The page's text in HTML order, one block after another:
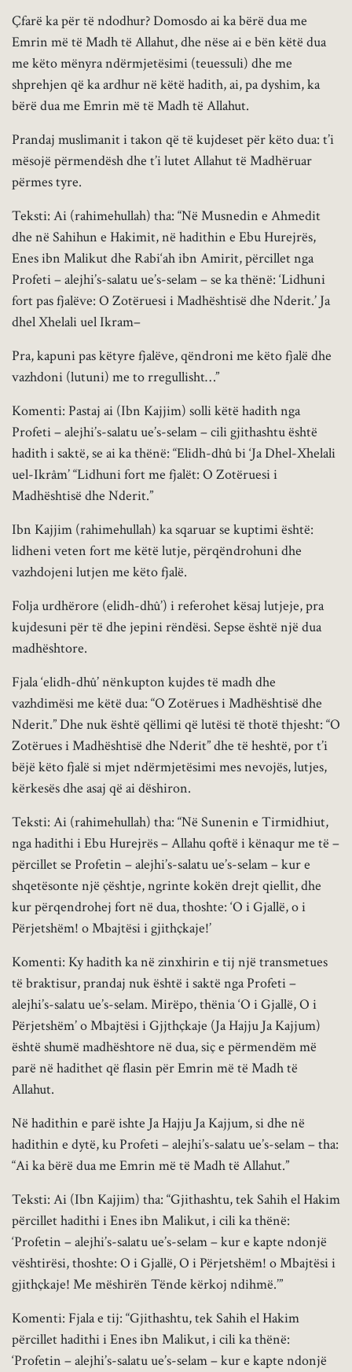
Çfarë ka për të ndodhur? Domosdo ai ka bërë dua me
Emrin më të Madh të Allahut, dhe nëse ai e bën këtë dua
me këto mënyra ndërmjetësimi (teuessuli) dhe me
shprehjen që ka ardhur në këtë hadith, ai, pa dyshim, ka
bërë dua me Emrin më të Madh të Allahut.
Prandaj muslimanit i takon që të kujdeset për këto dua: t’i
mësojë përmendësh dhe t’i lutet Allahut të Madhëruar
përmes tyre.
Teksti: Ai (rahimehullah) tha: “Në Musnedin e Ahmedit
dhe në Sahihun e Hakimit, në hadithin e Ebu Hurejrës,
Enes ibn Malikut dhe Rabi‘ah ibn Amirit, përcillet nga
Profeti – alejhi’s-salatu ue’s-selam – se ka thënë: ‘Lidhuni
fort pas fjalëve: O Zotëruesi i Madhështisë dhe Nderit.’ Ja
dhel Xhelali uel Ikram–
Pra, kapuni pas këtyre fjalëve, qëndroni me këto fjalë dhe
vazhdoni (lutuni) me to rregullisht…”
Komenti: Pastaj ai (Ibn Kajjim) solli këtë hadith nga
Profeti – alejhi’s-salatu ue’s-selam – cili gjithashtu është
hadith i saktë, se ai ka thënë: “Elidh-dhû bi ‘Ja Dhel-Xhelali
uel-Ikrâm’ “Lidhuni fort me fjalët: O Zotëruesi i
Madhështisë dhe Nderit.”
Ibn Kajjim (rahimehullah) ka sqaruar se kuptimi është:
lidheni veten fort me këtë lutje, përqëndrohuni dhe
vazhdojeni lutjen me këto fjalë.
Folja urdhërore (elidh-dhû’) i referohet kësaj lutjeje, pra
kujdesuni për të dhe jepini rëndësi. Sepse është një dua
madhështore.
Fjala ‘elidh-dhû’ nënkupton kujdes të madh dhe
vazhdimësi me këtë dua: “O Zotërues i Madhështisë dhe
Nderit.” Dhe nuk është qëllimi që lutësi të thotë thjesht: “O
Zotërues i Madhështisë dhe Nderit” dhe të heshtë, por t’i
bëjë këto fjalë si mjet ndërmjetësimi mes nevojës, lutjes,
kërkesës dhe asaj që ai dëshiron.
Teksti: Ai (rahimehullah) tha: “Në Sunenin e Tirmidhiut,
nga hadithi i Ebu Hurejrës – Allahu qoftë i kënaqur me të –
përcillet se Profetin – alejhi’s-salatu ue’s-selam – kur e
shqetësonte një çështje, ngrinte kokën drejt qiellit, dhe
kur përqendrohej fort në dua, thoshte: ‘O i Gjallë, o i
Përjetshëm! o Mbajtësi i gjithçkaje!’
Komenti: Ky hadith ka në zinxhirin e tij një transmetues
të braktisur, prandaj nuk është i saktë nga Profeti –
alejhi’s-salatu ue’s-selam. Mirëpo, thënia ‘O i Gjallë, O i
Përjetshëm’ o Mbajtësi i Gjjthçkaje (Ja Hajju Ja Kajjum)
është shumë madhështore në dua, siç e përmendëm më
parë në hadithet që flasin për Emrin më të Madh të
Allahut.
Në hadithin e parë ishte Ja Hajju Ja Kajjum, si dhe në
hadithin e dytë, ku Profeti – alejhi’s-salatu ue’s-selam – tha:
“Ai ka bërë dua me Emrin më të Madh të Allahut.”
Teksti: Ai (Ibn Kajjim) tha: “Gjithashtu, tek Sahih el Hakim
përcillet hadithi i Enes ibn Malikut, i cili ka thënë:
‘Profetin – alejhi’s-salatu ue’s-selam – kur e kapte ndonjë
vështirësi, thoshte: O i Gjallë, O i Përjetshëm! o Mbajtësi i
gjithçkaje! Me mëshirën Tënde kërkoj ndihmë.’”
Komenti: Fjala e tij: “Gjithashtu, tek Sahih el Hakim
përcillet hadithi i Enes ibn Malikut, i cili ka thënë:
‘Profetin – alejhi’s-salatu ue’s-selam – kur e kapte ndonjë